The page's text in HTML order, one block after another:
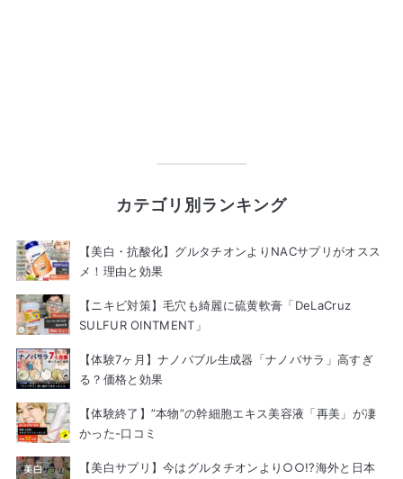
カテゴリ別ランキング
【美白・抗酸化】グルタチオンよりNACサプリがオスス
メ！理由と効果
【ニキビ対策】毛穴も綺麗に硫黄軟膏「DeLaCruz
SULFUR OINTMENT」
【体験7ヶ月】ナノバブル生成器「ナノバサラ」高すぎ
る？価格と効果
【体験終了】”本物”の幹細胞エキス美容液「再美」が凄
かった-口コミ
【美白サプリ】今はグルタチオンより○○!?海外と日本